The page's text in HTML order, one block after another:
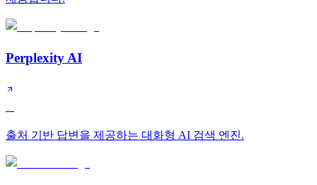
Perplexity AI
출처 기반 답변을 제공하는 대화형 AI 검색 엔진.